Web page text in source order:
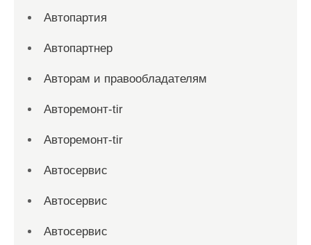
Автопартия
Автопартнер
Авторам и правообладателям
Авторемонт-tir
Авторемонт-tir
Автосервис
Автосервис
Автосервис